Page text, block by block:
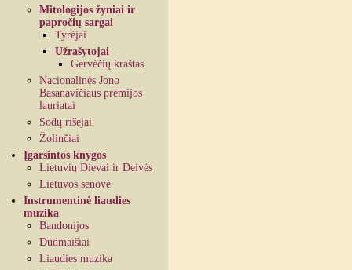
Mitologijos žyniai ir
papročių sargai
Tyrėjai
Užrašytojai
Gervėčių kraštas
Nacionalinės Jono
Basanavičiaus premijos
lauriatai
Sodų rišėjai
Žolinčiai
Įgarsintos knygos
Lietuvių Dievai ir Deivės
Lietuvos senovė
Instrumentinė liaudies
muzika
Bandonijos
Dūdmaišiai
Liaudies muzika